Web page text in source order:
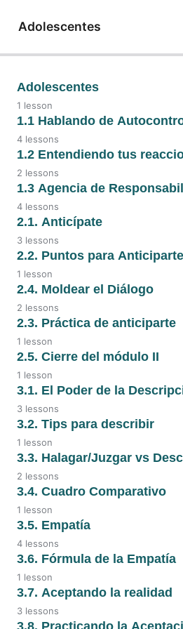
Adolescentes
Adolescentes
1 lesson
1.1 Hablando de
4 lessons
1.2 Entendiendo tus
2 lessons
1.3 Agencia de
4 lessons
2.1. Anticípate
3 lessons
2.2. Puntos para Anticiparte
1 lesson
2.4. Moldear el Diálogo
2 lessons
2.3. Práctica de anticiparte
1 lesson
2.5. Cierre del módulo II
1 lesson
3.1. El Poder de la
3 lessons
3.2. Tips para describir
1 lesson
3.3. Halagar/Juzgar vs
2 lessons
3.4. Cuadro Comparativo
1 lesson
3.5. Empatía
4 lessons
3.6. Fórmula de la Empatía
1 lesson
3.7. Aceptando la realidad
3 lessons
3.8. Practicando la